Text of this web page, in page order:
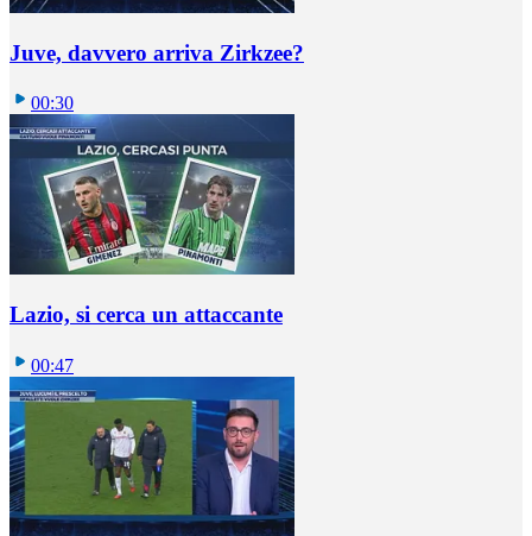
Juve, davvero arriva Zirkzee?
00:30
Lazio, si cerca un attaccante
00:47